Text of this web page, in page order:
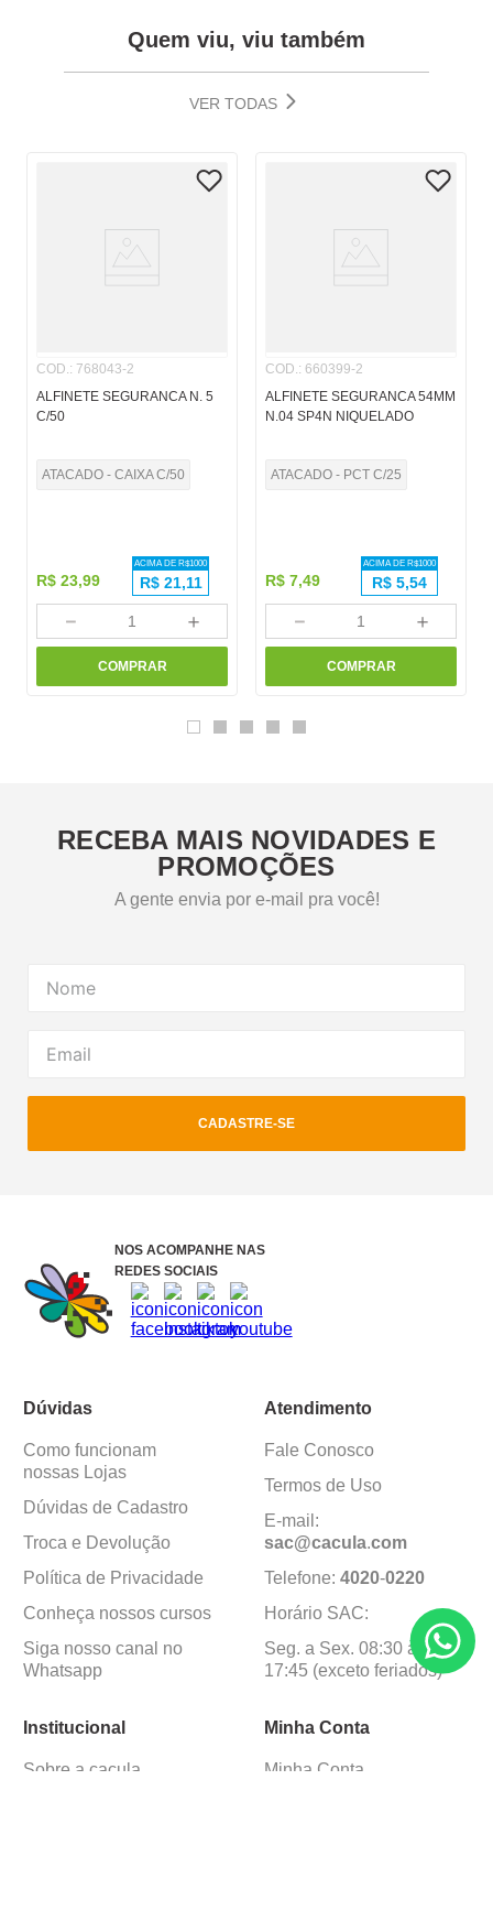
Quem viu, viu também
VER TODAS
COD.: 768043-2
ALFINETE SEGURANCA N. 5
C/50
ATACADO - CAIXA C/50
R$ 23,99
ACIMA DE R$1000
R$ 21,11
＋
－
COMPRAR
COD.: 660399-2
ALFINETE SEGURANCA 54MM
N.04 SP4N NIQUELADO
ATACADO - PCT C/25
R$ 7,49
ACIMA DE R$1000
R$ 5,54
＋
－
COMPRAR
RECEBA MAIS NOVIDADES E
PROMOÇÕES
A gente envia por e-mail pra você!
CADASTRE-SE
NOS ACOMPANHE NAS
REDES SOCIAIS
Dúvidas
Como funcionam
nossas Lojas
Dúvidas de Cadastro
Troca e Devolução
Política de Privacidade
Conheça nossos cursos
Siga nosso canal no
Whatsapp
Atendimento
Fale Conosco
Termos de Uso
E-mail:
sac@cacula.com
Telefone: 4020-0220
Horário SAC:
Seg. a Sex. 08:30 às
17:45 (exceto feriados)
Institucional
Sobre a caçula
Minha Conta
Minha Conta